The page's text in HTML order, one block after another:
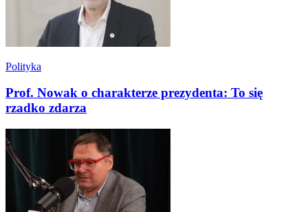
Polityka
Prof. Nowak o charakterze prezydenta: To się
rzadko zdarza